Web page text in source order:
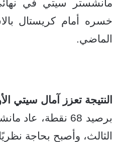
مانشستر سيتي في
الماضي.
النتيجة تعزز آمال سيتي
برصيد 68 نقطة،
الثالث، وأصبح بحاجة